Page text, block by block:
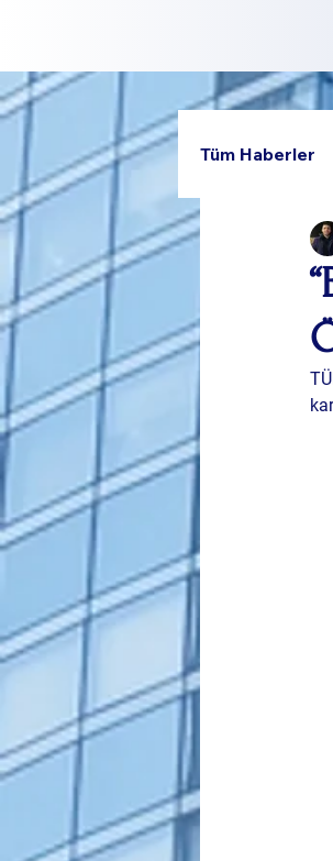
Tüm Haberler
Teknoloji